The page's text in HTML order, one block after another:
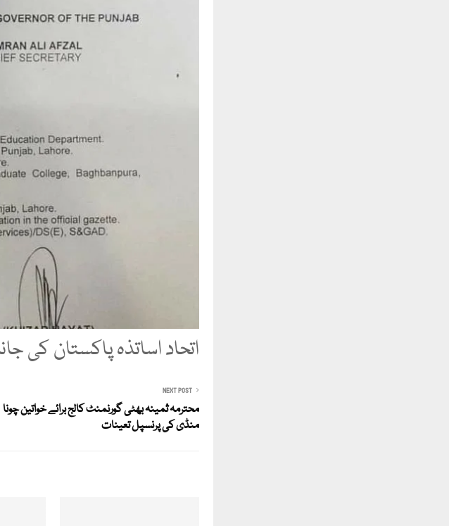
اتحاد اساتذہ پاکستان کی
NEXT POST
محترمہ ثمینہ بھٹی گورنمنٹ کالج برائے خواتین چونا
منڈی کی پرنسپل تعینات